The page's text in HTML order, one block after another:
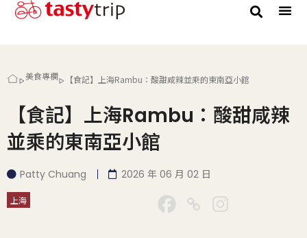
美食專欄 【食記】上海Rambu：酸甜咸辣並乘的東南亞小館
【食記】上海Rambu：酸甜咸辣
並乘的東南亞小館
Patty Chuang 2026 年 06 月 02 日
上海